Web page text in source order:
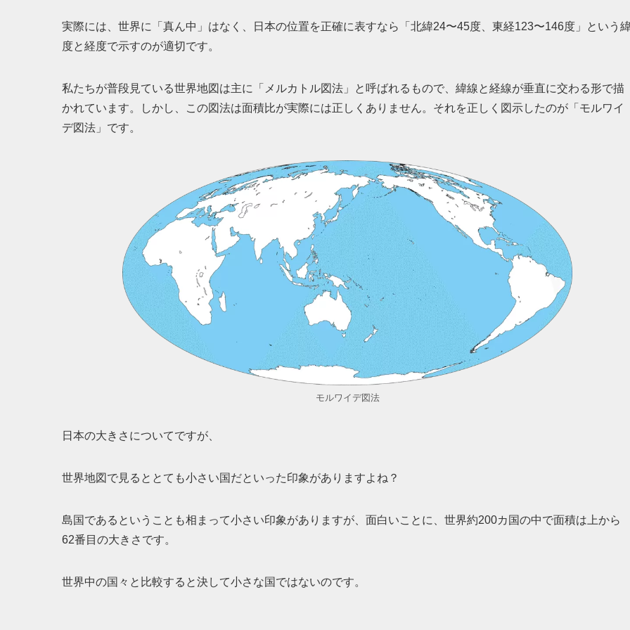
実際には、世界に「真ん中」はなく、日本の位置を正確に表すなら「北緯24〜45度、東経123〜146度」という
度と経度で示すのが適切です。
私たちが普段見ている世界地図は主に「メルカトル図法」と呼ばれるもので、緯線と経線が垂直に交わる形で描
かれています。しかし、この図法は面積比が実際には正しくありません。それを正しく図示したのが「モルワイ
デ図法」です。
モルワイデ図法
日本の大きさについてですが、
世界地図で見るととても小さい国だといった印象がありますよね？
島国であるということも相まって小さい印象がありますが、面白いことに、世界約200カ国の中で面積は上から
62番目の大きさです。
世界中の国々と比較すると決して小さな国ではないのです。